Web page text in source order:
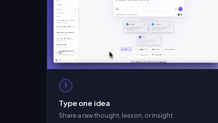
1
Type one idea
Share a raw thought, lesson, or insight.